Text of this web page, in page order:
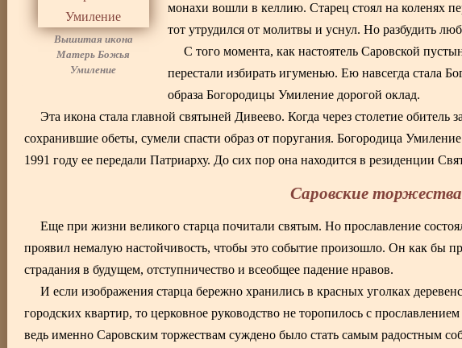
Вышитая икона
Матерь Божья
Умиление
монахи вошли в келлию. Старец стоял на коленях
тот утрудился от молитвы и уснул. Но разбудить
С того момента, как настоятель Саровской
перестали избирать игуменью. Ею навсегда стала
образа Богородицы Умиление дорогой оклад.
Эта икона стала главной святыней Дивеево. Когда через столетие
сохранившие обеты, сумели спасти образ от поругания. Богородица
1991 году ее передали Патриарху. До сих пор она находится в резиденции
Саровские торжества
Еще при жизни великого старца почитали святым. Но прославление
проявил немалую настойчивость, чтобы это событие произошло. Он как бы
страдания в будущем, отступничество и всеобщее падение нравов.
И если изображения старца бережно хранились в красных уголках
городских квартир, то церковное руководство не торопилось с
ведь именно Саровским торжествам суждено было стать самым радостным